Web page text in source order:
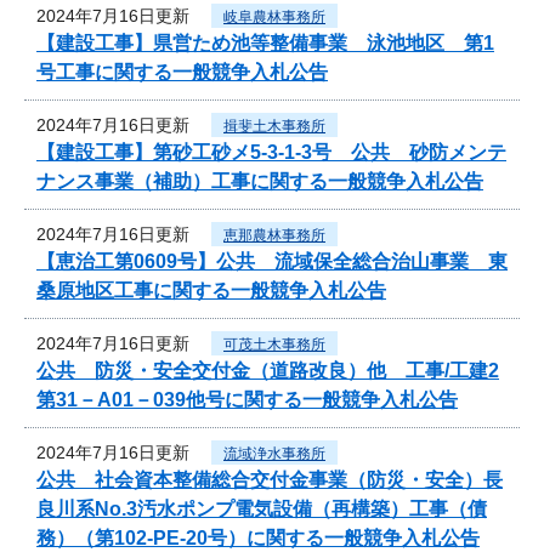
2024年7月16日更新 岐阜農林事務所
【建設工事】県営ため池等整備事業 泳池地区 第1
号工事に関する一般競争入札公告
2024年7月16日更新 揖斐土木事務所
【建設工事】第砂工砂メ5-3-1-3号 公共 砂防メンテ
ナンス事業（補助）工事に関する一般競争入札公告
2024年7月16日更新 恵那農林事務所
【恵治工第0609号】公共 流域保全総合治山事業 東
桑原地区工事に関する一般競争入札公告
2024年7月16日更新 可茂土木事務所
公共 防災・安全交付金（道路改良）他 工事/工建2
第31－A01－039他号に関する一般競争入札公告
2024年7月16日更新 流域浄水事務所
公共 社会資本整備総合交付金事業（防災・安全）長
良川系No.3汚水ポンプ電気設備（再構築）工事（債
務）（第102-PE-20号）に関する一般競争入札公告